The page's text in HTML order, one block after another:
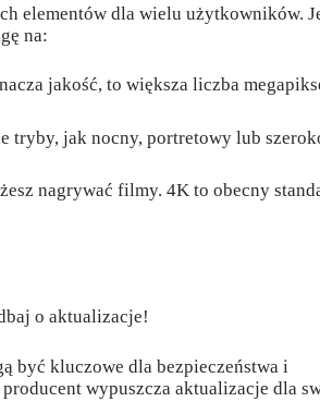
elementów dla wielu użytkowników.
na:
jakość, to większa liczba
tryby, jak nocny, portretowy lub
nagrywać filmy. 4K to obecny
o aktualizacje!
być kluczowe dla bezpieczeństwa i
wypuszcza aktualizacje dla